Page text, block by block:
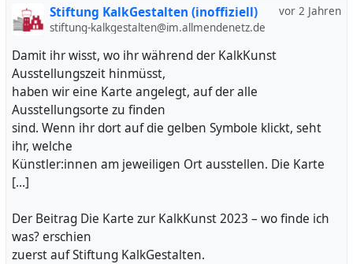
vor 2 Jahren
Stiftung KalkGestalten (inoffiziell)
stiftung-kalkgestalten@im.allmendenetz.de
Damit ihr wisst, wo ihr während der KalkKunst
Ausstellungszeit hinmüsst,
haben wir eine Karte angelegt, auf der alle
Ausstellungsorte zu finden
sind. Wenn ihr dort auf die gelben Symbole klickt, seht
ihr, welche
Künstler:innen am jeweiligen Ort ausstellen. Die Karte
[…]
Der Beitrag Die Karte zur KalkKunst 2023 – wo finde ich
was? erschien
zuerst auf Stiftung KalkGestalten.